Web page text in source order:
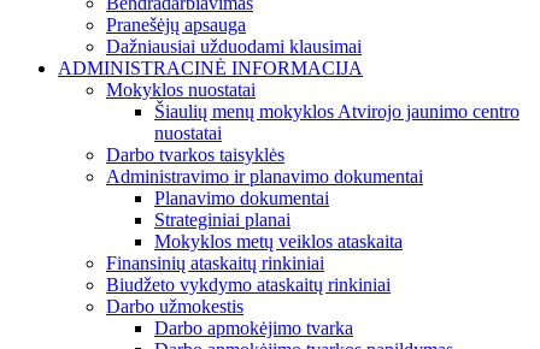
Pranešėjų apsauga
Dažniausiai užduodami klausimai
ADMINISTRACINĖ INFORMACIJA
Mokyklos nuostatai
Šiaulių menų mokyklos Atvirojo jaunimo centro
nuostatai
Darbo tvarkos taisyklės
Administravimo ir planavimo dokumentai
Planavimo dokumentai
Strateginiai planai
Mokyklos metų veiklos ataskaita
Finansinių ataskaitų rinkiniai
Biudžeto vykdymo ataskaitų rinkiniai
Darbo užmokestis
Darbo apmokėjimo tvarka